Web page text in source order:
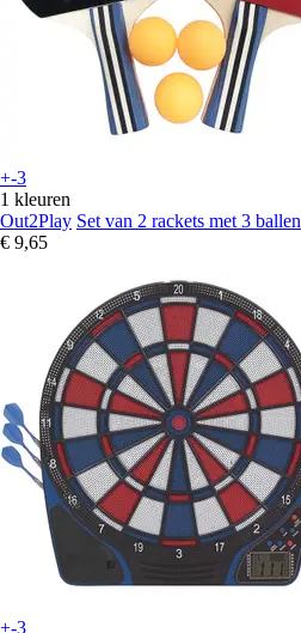
+-3
1 kleuren
Out2Play Set van 2 rackets met 3 ballen
€ 9,65
+-3